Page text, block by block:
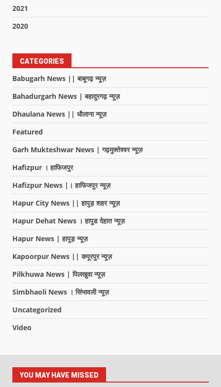
2021
2020
CATEGORIES
Babugarh News || बाबूगढ़ न्यूज़
Bahadurgarh News | बहादुरगढ़ न्यूज़
Dhaulana News || धौलाना न्यूज़
Featured
Garh Mukteshwar News | गढ़मुक्तेश्वर न्यूज़
Hafizpur । हाफिजपुर
Hafizpur News |। हाफिजपुर न्यूज़
Hapur City News || हापुड़ शहर न्यूज़
Hapur Dehat News । हापुड देहात न्यूज़
Hapur News | हापुड़ न्यूज़
Kapoorpur News || कपूरपुर न्यूज़
Pilkhuwa News | पिलखुवा न्यूज़
Simbhaoli News । सिंभावली न्यूज़
Uncategorized
Video
YOU MAY HAVE MISSED